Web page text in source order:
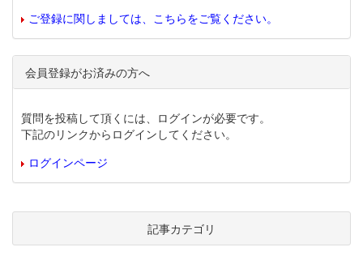
ご登録に関しましては、こちらをご覧ください。
会員登録がお済みの方へ
質問を投稿して頂くには、ログインが必要です。
下記のリンクからログインしてください。
ログインページ
記事カテゴリ